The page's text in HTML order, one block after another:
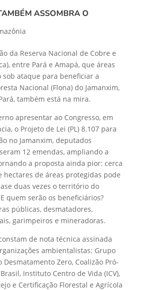
ASSOMBRA O
da Reserva Nacional de Cobre e
entre Pará e Amapá, que áreas
sob ataque para beneficiar a
Nacional (Flona) do Jamanxim,
também está na mira.
apresentar ao Congresso, em
o Projeto de Lei (PL) 8.107 para
no Jamanxim, deputados
12 emendas, ampliando a
a proposta ainda pior: cerca
hectares de áreas protegidas pode
duas vezes o território do
quem serão os beneficiários?
públicas, desmatadores,
garimpeiros e mineradoras.
de nota técnica assinada
ambientalistas: Grupo
Zero, Coalizão Pró-
Instituto Centro de Vida (ICV),
e Certificação Florestal e Agrícola